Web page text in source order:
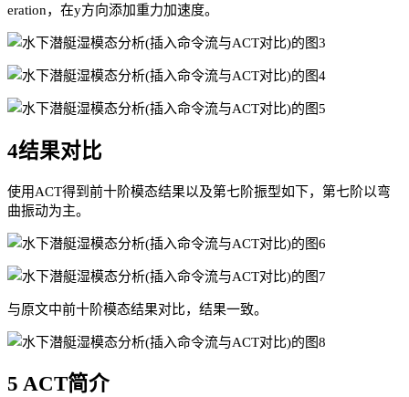
eration，在y方向添加重力加速度。
4结果对比
使用ACT得到前十阶模态结果以及第七阶振型如下，第七阶以弯
曲振动为主。
与原文中前十阶模态结果对比，结果一致。
5 ACT简介